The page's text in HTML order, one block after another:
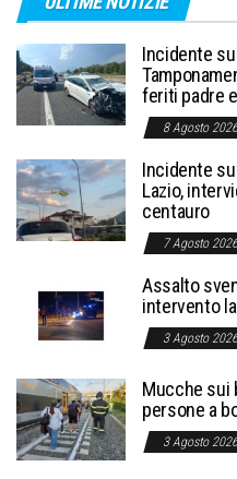
Incidente
feriti padre
8 Agosto
Incidente
Lazio,
centauro
7 Agosto
Assalto
intervento
3 Agosto
Mucche sui
persone a
3 Agosto